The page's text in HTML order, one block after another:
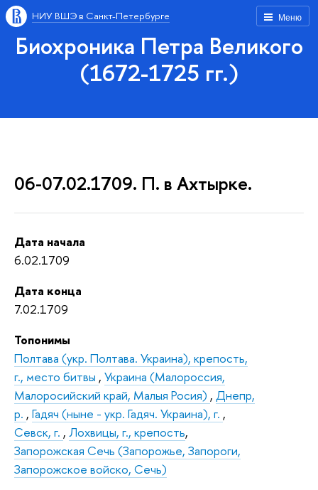
Меню
НИУ ВШЭ в Санкт-Петербурге
Биохроника Петра Великого
(1672-1725 гг.)
06-07.02.1709. П. в Ахтырке.
Дата начала
6.02.1709
Дата конца
7.02.1709
Топонимы
Полтава (укр. Полтава. Украина), крепость,
г., место битвы , Украина (Малороссия,
Малоросийский край, Малыя Росия) , Днепр,
р. , Гадяч (ныне - укр. Гадяч. Украина), г. ,
Севск, г. , Лохвицы, г., крепость,
Запорожская Сечь (Запорожье, Запороги,
Запорожское войско, Сечь)